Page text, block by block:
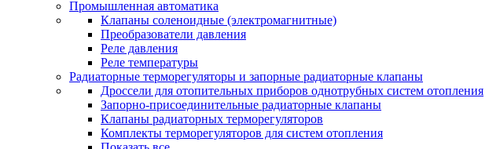
Промышленная автоматика
Клапаны соленоидные (электромагнитные)
Преобразователи давления
Реле давления
Реле температуры
Радиаторные терморегуляторы и запорные радиаторные клапаны
Дроссели для отопительных приборов однотрубных систем отопления
Запорно-присоединительные радиаторные клапаны
Клапаны радиаторных терморегуляторов
Комплекты терморегуляторов для систем отопления